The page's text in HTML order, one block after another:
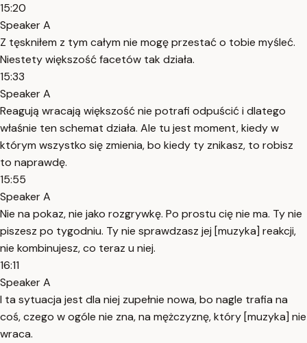
15:20
Speaker A
Z tęskniłem z tym całym nie mogę przestać o tobie myśleć.
Niestety większość facetów tak działa.
15:33
Speaker A
Reagują wracają większość nie potrafi odpuścić i dlatego
właśnie ten schemat działa. Ale tu jest moment, kiedy w
którym wszystko się zmienia, bo kiedy ty znikasz, to robisz
to naprawdę.
15:55
Speaker A
Nie na pokaz, nie jako rozgrywkę. Po prostu cię nie ma. Ty nie
piszesz po tygodniu. Ty nie sprawdzasz jej [muzyka] reakcji,
nie kombinujesz, co teraz u niej.
16:11
Speaker A
I ta sytuacja jest dla niej zupełnie nowa, bo nagle trafia na
coś, czego w ogóle nie zna, na mężczyznę, który [muzyka] nie
wraca.